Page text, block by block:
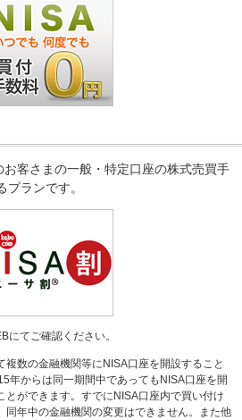
客さまの一般・特定口座の株式売買手
ランです。
にてご確認ください。
複数の金融機関等にNISA口座を開設すること
年からは同一期間中であってもNISA口座を開
とができます。すでにNISA口座内で買い付け
同年中の金融機関の変更はできません。また他